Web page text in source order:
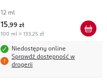
12 ml
15,99 zł
100 ml = 133,25 zł
Niedostępny online
Sprawdź dostępność w
drogerii